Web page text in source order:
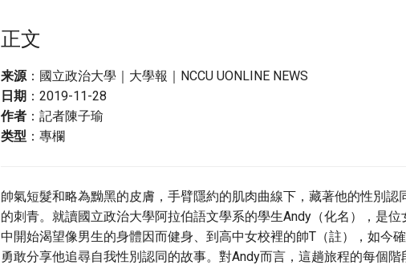
正文
来源：國立政治大學｜大學報｜NCCU UONLINE NEWS
日期 ：2019-11-28
作者 ：記者陳子瑜
类型 ：專欄
帥氣短髮和略為黝黑的皮膚，手臂隱約的肌肉曲線下，藏著他的性別認
的刺青。就讀國立政治大學阿拉伯語文學系的學生Andy（化名），是
中開始渴望像男生的身體因而健身、到高中女校裡的帥T（註），如今
勇敢分享他追尋自我性別認同的故事。對Andy而言，這趟旅程的每個